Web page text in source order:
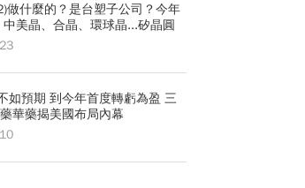
做什麼的？是台塑子公司？今年
美晶、合晶、環球晶...矽晶圓
暴漲？
如預期 到今年首度轉虧為盈 三
華藥揭美國布局內幕